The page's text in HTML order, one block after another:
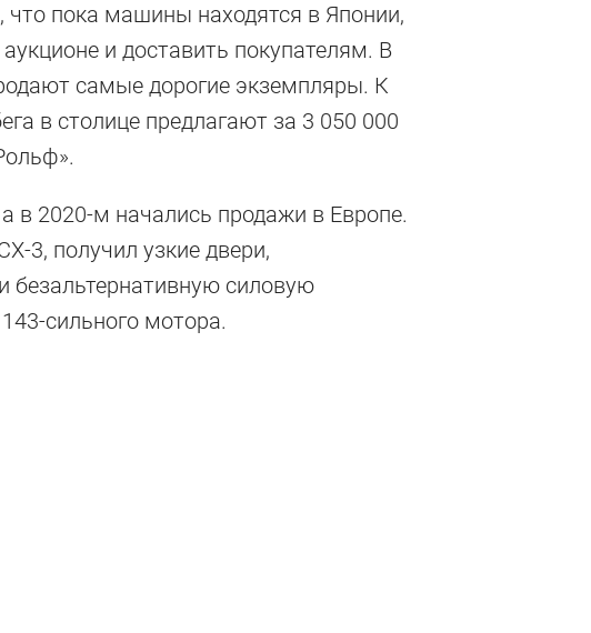
пока машины находятся в Японии,
и доставить покупателям. В
самые дорогие экземпляры. К
в столице предлагают за 3 050 000
а в 2020-м начались продажи в Европе.
3, получил узкие двери,
безальтернативную силовую
сильного мотора.